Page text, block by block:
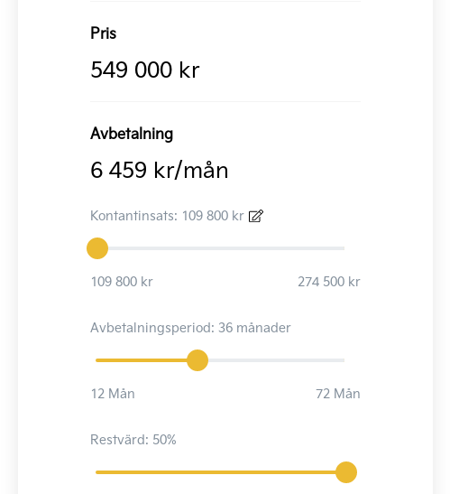
Pris
549 000 kr
Avbetalning
6 459 kr/mån
Kontantinsats: 109 800 kr
109 800 kr 274 500 kr
Avbetalningsperiod: 36 månader
12 Mån 72 Mån
Restvärd: 50%